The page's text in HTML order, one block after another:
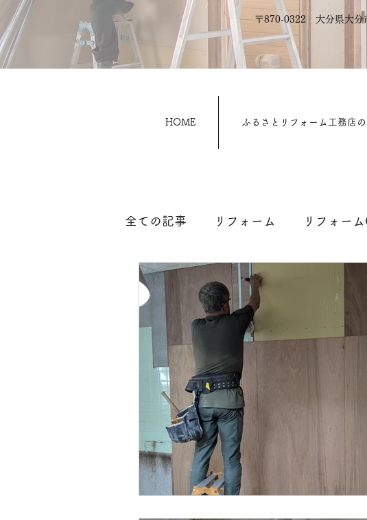
〒870-0322 大分県大分
HOME ふるさとリフォーム工務店の
全ての記事 リフォーム リフォー
腐食 水廻り
内装工事 古民家 整理収納
玄関工事 大分県臼杵市工事
凍結防止 中古住宅